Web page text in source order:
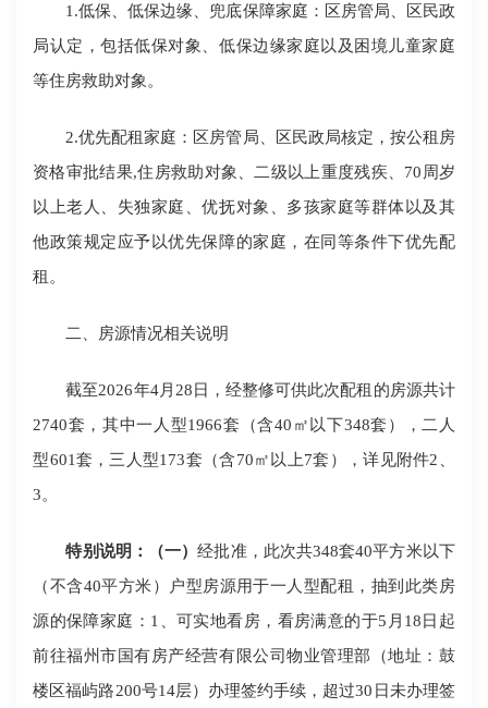
1.低保、低保边缘、兜底保障家庭：区房管局、区民政
局认定，包括低保对象、低保边缘家庭以及困境儿童家庭
等住房救助对象。
2.优先配租家庭：区房管局、区民政局核定，按公租房
资格审批结果,住房救助对象、二级以上重度残疾、70周岁
以上老人、失独家庭、优抚对象、多孩家庭等群体以及其
他政策规定应予以优先保障的家庭，在同等条件下优先配
租。
二、房源情况相关说明
截至2026年4月28日，经整修可供此次配租的房源共计
2740套，其中一人型1966套（含40㎡以下348套），二人
型601套，三人型173套（含70㎡以上7套），详见附件2、
3。
特别说明：（一）经批准，此次共348套40平方米以下
（不含40平方米）户型房源用于一人型配租，抽到此类房
源的保障家庭：1、可实地看房，看房满意的于5月18日起
前往福州市国有房产经营有限公司物业管理部（地址：鼓
楼区福屿路200号14层）办理签约手续，超过30日未办理签